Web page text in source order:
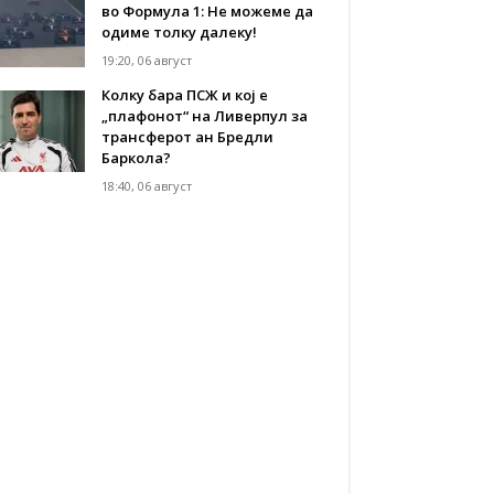
во Формула 1: Не можеме да
одиме толку далеку!
19:20, 06 август
Колку бара ПСЖ и кој е
„плафонот“ на Ливерпул за
трансферот ан Бредли
Баркола?
18:40, 06 август